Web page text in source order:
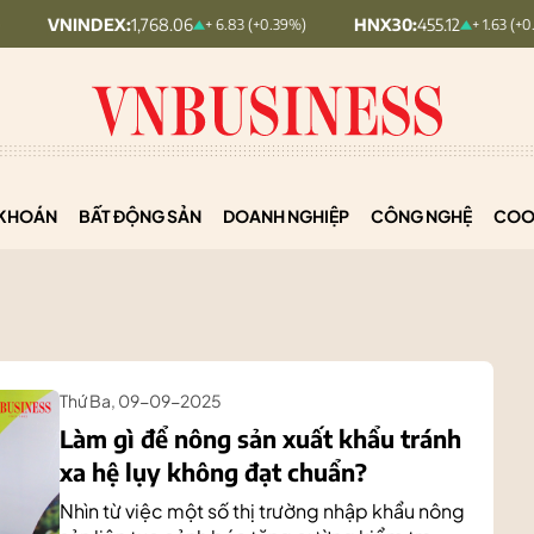
1,768.06 + 6.83 (+0.39%) HNX30: 455.12 + 1.63 (+0.36%)
BẤT ĐỘNG SẢN DOANH NGHIỆP CÔNG NGHỆ
Thứ Ba, 09-09-2025
Làm gì để nông sản xuất khẩu tránh
xa hệ lụy không đạt chuẩn?
Nhìn từ việc một số thị trường nhập khẩu nông